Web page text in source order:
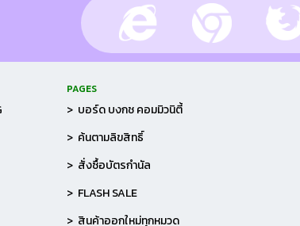
PAGES
> บอร์ด บงกช คอมมิวนิตี้
> ค้นตามลิขสิทธิ์
> สั่งซื้อบัตรกำนัล
> FLASH SALE
> สินค้าออกใหม่ทุกหมวด